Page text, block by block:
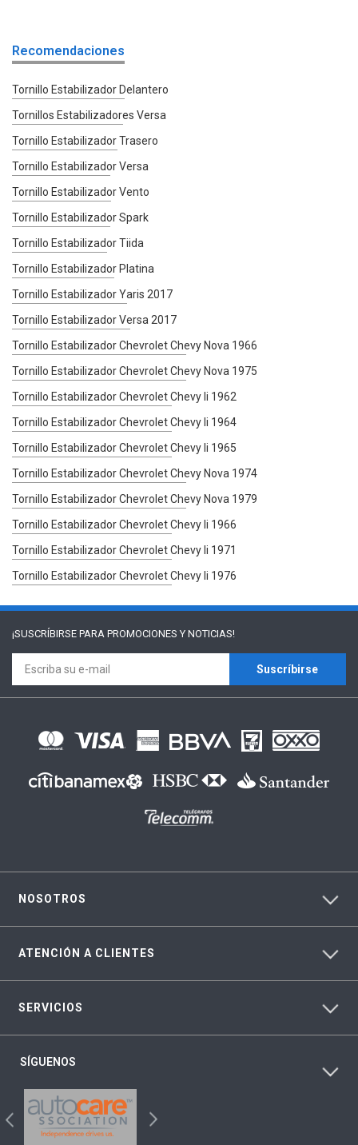
Recomendaciones
Tornillo Estabilizador Delantero
Tornillos Estabilizadores Versa
Tornillo Estabilizador Trasero
Tornillo Estabilizador Versa
Tornillo Estabilizador Vento
Tornillo Estabilizador Spark
Tornillo Estabilizador Tiida
Tornillo Estabilizador Platina
Tornillo Estabilizador Yaris 2017
Tornillo Estabilizador Versa 2017
Tornillo Estabilizador Chevrolet Chevy Nova 1966
Tornillo Estabilizador Chevrolet Chevy Nova 1975
Tornillo Estabilizador Chevrolet Chevy Ii 1962
Tornillo Estabilizador Chevrolet Chevy Ii 1964
Tornillo Estabilizador Chevrolet Chevy Ii 1965
Tornillo Estabilizador Chevrolet Chevy Nova 1974
Tornillo Estabilizador Chevrolet Chevy Nova 1979
Tornillo Estabilizador Chevrolet Chevy Ii 1966
Tornillo Estabilizador Chevrolet Chevy Ii 1971
Tornillo Estabilizador Chevrolet Chevy Ii 1976
¡SUSCRÍBIRSE PARA PROMOCIONES Y NOTICIAS!
Suscríbirse
NOSOTROS
ATENCIÓN A CLIENTES
SERVICIOS
SÍGUENOS